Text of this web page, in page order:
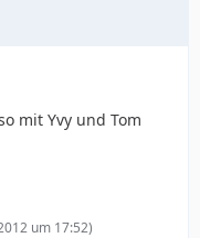
mit Yvy und Tom
um 17:52)